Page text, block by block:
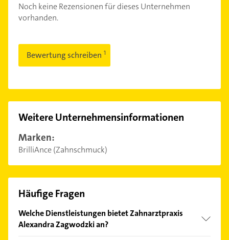
Noch keine Rezensionen für dieses Unternehmen
vorhanden.
Bewertung schreiben
Weitere Unternehmensinformationen
Marken:
BrilliAnce (Zahnschmuck)
Häufige Fragen
Welche Dienstleistungen bietet Zahnarztpraxis
Alexandra Zagwodzki an?